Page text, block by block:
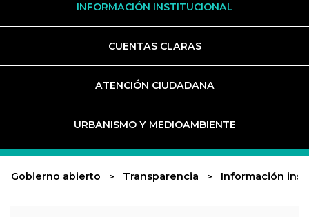
INFORMACIÓN INSTITUCIONAL
CUENTAS CLARAS
ATENCIÓN CIUDADANA
URBANISMO Y MEDIOAMBIENTE
Gobierno abierto Transparencia Información